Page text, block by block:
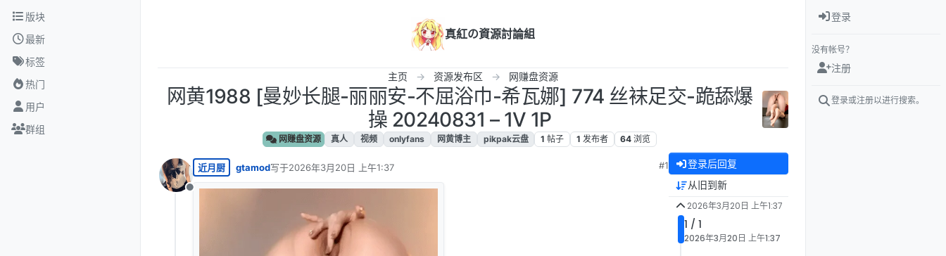
跳转至内容
版块
最新
标签
热门
用户
群组
真紅の資源討論組
主页 资源发布区 网赚盘资源
网黄1988 [曼妙长腿-丽丽安-不屈浴巾-希瓦娜] 774 丝袜足交-跪舔爆
操 20240831 – 1V 1P
网赚盘资源 真人 视频 onlyfans 网黄博主 pikpak云盘 1 帖子 1 发布者 64 浏览
离线
近月厨 gtamod写于2026年3月20日 上午1:37
最后由 编辑
#1 登录后回复
从旧到新
2026年3月20日 上午1:37
1 / 1
2026年3月20日 上午1:37
登录
没有帐号？
注册
登录或注册以进行搜索。